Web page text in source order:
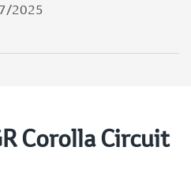
2025
Corolla Circuit